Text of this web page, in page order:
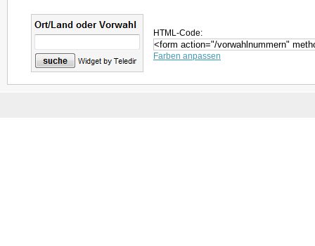
HTML-Code:
Farben anpassen